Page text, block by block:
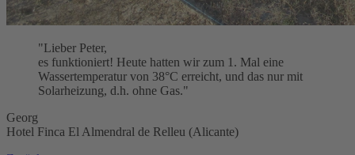
"Lieber Peter,
es funktioniert! Heute hatten wir zum 1. Mal eine
Wassertemperatur von 38°C erreicht, und das nur mit
Solarheizung, d.h. ohne Gas."
Georg
Hotel Finca El Almendral de Relleu (Alicante)